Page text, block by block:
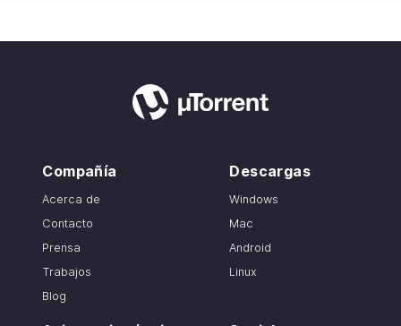
Compañía
Acerca de
Contacto
Prensa
Trabajos
Blog
Descargas
Windows
Mac
Android
Linux